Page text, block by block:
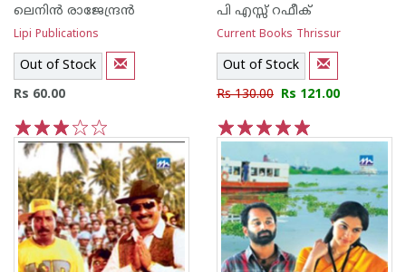
ലെനിന്‍ രാജേന്ദ്രന്‍
Lipi Publications
Out of Stock
Rs 60.00
5
4
3
2
1
പി എസ്സ് റഫീക്‍
Current Books Thrissur
Out of Stock
Rs 130.00 Rs 121.00
5
4
3
2
1